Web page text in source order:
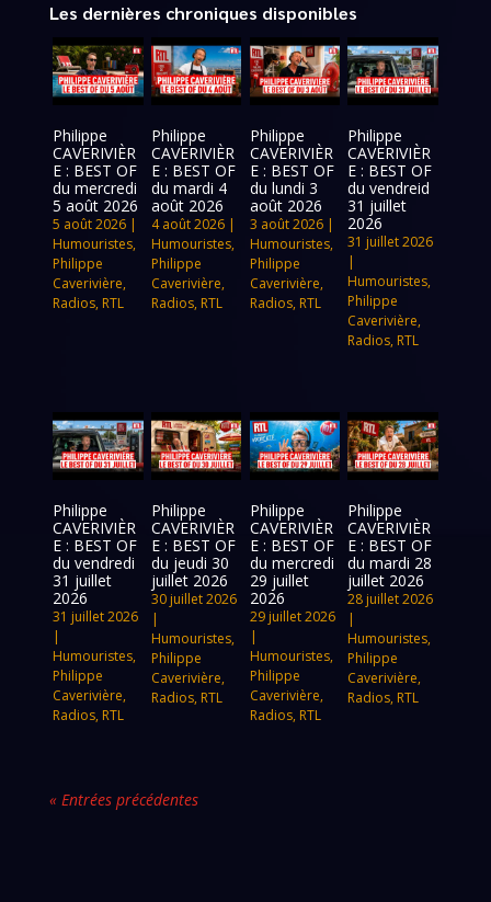
Les dernières chroniques disponibles
Philippe
CAVERIVIÈR
E : BEST OF
du mercredi
5 août 2026
5 août 2026 |
Humouristes,
Philippe
Caverivière,
Radios, RTL
Philippe
CAVERIVIÈR
E : BEST OF
du mardi 4
août 2026
4 août 2026|
Humouristes,
Philippe
Caverivière,
Radios, RTL
Philippe
CAVERIVIÈR
E : BEST OF
du lundi 3
août 2026
3 août 2026|
Humouristes,
Philippe
Caverivière,
Radios, RTL
Philippe
CAVERIVIÈR
E : BEST OF
du vendreid
31 juillet
2026
31 juillet 2026
|
Humouristes,
Philippe
Caverivière,
Radios, RTL
Philippe
CAVERIVIÈR
E : BEST OF
du vendredi
31 juillet
2026
31 juillet 2026
|
Humouristes,
Philippe
Caverivière,
Radios, RTL
Philippe
CAVERIVIÈR
E : BEST OF
du jeudi 30
juillet 2026
30 juillet 2026
|
Humouristes,
Philippe
Caverivière,
Radios, RTL
Philippe
CAVERIVIÈR
E : BEST OF
du mercredi
29 juillet
2026
29 juillet 2026
|
Humouristes,
Philippe
Caverivière,
Radios, RTL
Philippe
CAVERIVIÈR
E : BEST OF
du mardi 28
juillet 2026
28 juillet 2026
|
Humouristes,
Philippe
Caverivière,
Radios, RTL
« Entrées précédentes